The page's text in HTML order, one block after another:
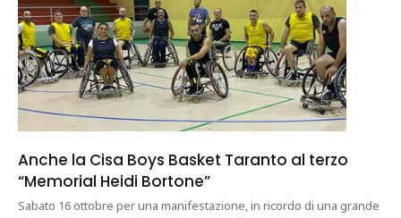
Anche la Cisa Boys Basket Taranto al terzo
“Memorial Heidi Bortone”
Sabato 16 ottobre per una manifestazione, in ricordo di una grande